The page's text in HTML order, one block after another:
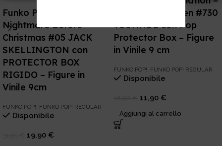
Funko Pop! Art Series –
Nightmare Before
Christmas #05 JACK
SKELLINGTON con
PROTECTOR BOX
RIGIDO – Figure in
Vinile 9cm
FUNKO POP! FUNKO POP! REGULAR
Disponibile
19,90 €
Naruto Shippuden #730
TSUNADE con Pop
Protector Box – Figure
in Vinile 9 cm
FUNKO POP!, FUNKO POP! REGULAR
Disponibile
11,90 €
Aggiungi al carrello